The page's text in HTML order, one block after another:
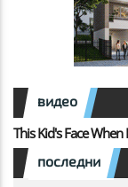
видео
This Kid's Face When
последни